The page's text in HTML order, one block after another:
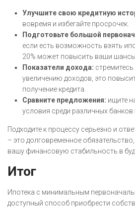
Улучшите свою кредитную
вовремя и избегайте просрочек.
Подготовьте большой
если есть возможность взять
20% может повысить ваши шансы
Показатели дохода:
увеличению доходов, это
получение кредита.
Сравните предложения: ищите
условия среди различных
Подходите к процессу серьезно и
– это долговременное
вашу финансовую стабильность в
Итог
Ипотека с минимальным
доступный способ приобрести